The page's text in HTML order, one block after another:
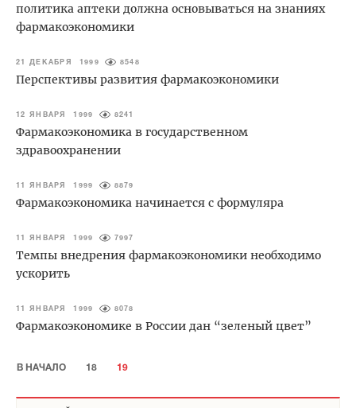
политика аптеки должна основываться на знаниях
фармакоэкономики
21 ДЕКАБРЯ 1999 8548
Перспективы развития фармакоэкономики
12 ЯНВАРЯ 1999 8241
Фармакоэкономика в государственном
здравоохранении
11 ЯНВАРЯ 1999 8879
Фармакоэкономика начинается с формуляра
11 ЯНВАРЯ 1999 7997
Темпы внедрения фармакоэкономики необходимо
ускорить
11 ЯНВАРЯ 1999 8078
Фармакоэкономике в России дан “зеленый цвет”
В НАЧАЛО 18 19